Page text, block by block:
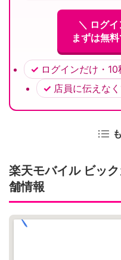
＼ ログ
まずは無
ログインだけ・10
店員に伝えな
楽天モバイル ビッ
舗情報